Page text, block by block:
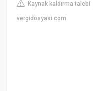
Kaynak kaldırma talebi
vergidosyasi.com